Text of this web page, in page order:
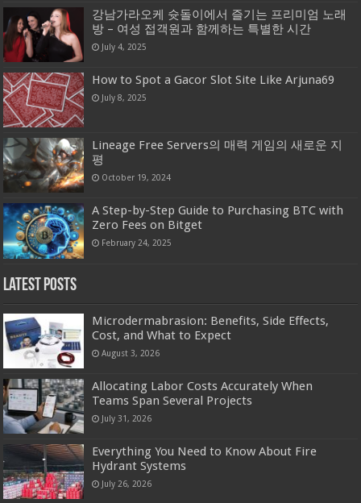
강남가라오케 슛돌이에서 즐기는 프리미엄 노래
방 – 여성 접객원과 함께하는 특별한 시간
July 4, 2025
How to Spot a Gacor Slot Site Like Arjuna69
July 8, 2025
Lineage Free Servers의 매력 게임의 새로운 지
평
October 19, 2024
A Step-by-Step Guide to Purchasing BTC with
Zero Fees on Bitget
February 24, 2025
Latest Posts
Microdermabrasion: Benefits, Side Effects,
Cost, and What to Expect
August 3, 2026
Allocating Labor Costs Accurately When
Teams Span Several Projects
July 31, 2026
Everything You Need to Know About Fire
Hydrant Systems
July 26, 2026